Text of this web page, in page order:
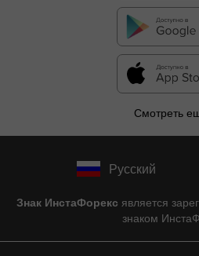
Смотреть
Русский
Знак ИнстаФорекс является
знаком